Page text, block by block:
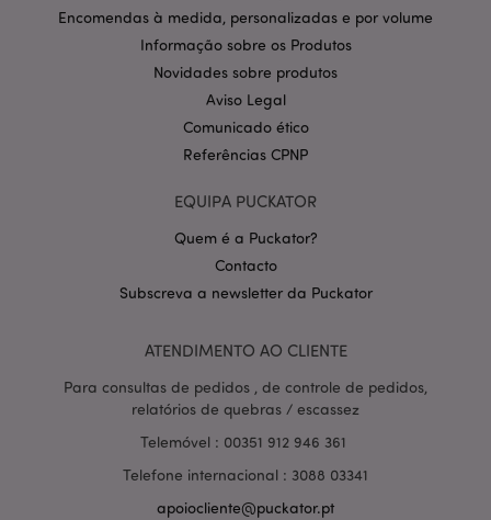
Encomendas à medida, personalizadas e por volume
Informação sobre os Produtos
Novidades sobre produtos
Aviso Legal
Comunicado ético
Referências CPNP
EQUIPA PUCKATOR
Quem é a Puckator?
Contacto
Subscreva a newsletter da Puckator
ATENDIMENTO AO CLIENTE
Para consultas de pedidos , de controle de pedidos,
relatórios de quebras / escassez
Telemóvel : 00351 912 946 361
Telefone internacional : 3088 03341
apoiocliente@puckator.pt
CookieScriptConsent
CookieScript
.puckator.pt
mage-cache-storage-section-
invalidation
www.puckator.pt
PHPSESSID
PHP.net